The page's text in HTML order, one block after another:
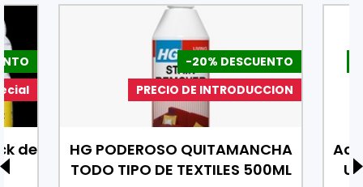
de
-20% DESCUENTO
PRECIO DE INTRODUCCION
HG PODEROSO QUITAMANCHA
TODO TIPO DE TEXTILES 500ML